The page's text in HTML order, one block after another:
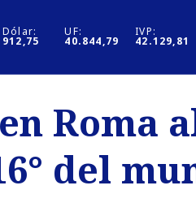
Dólar:
912,75
UF:
40.844,79
IVP:
42.129,81
Pura
Roma
del